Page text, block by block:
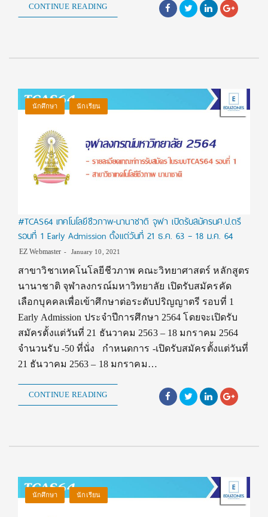
CONTINUE READING
นักศึกษา นักเรียน
#TCAS64 เทคโนโลยีชีวภาพ-นานาชาติ จุฬา เปิดรับสมัครนศ.ป.ตรี
รอบที่ 1 Early Admission ตั้งแต่วันที่ 21 ธ.ค. 63 – 18 ม.ค. 64
EZ Webmaster January 10, 2021
สาขาวิชาเทคโนโลยีชีวภาพ คณะวิทยาศาสตร์ หลักสูตร
นานาชาติ จุฬาลงกรณ์มหาวิทยาลัย เปิดรับสมัครคัด
เลือกบุคคลเพื่อเข้าศึกษาต่อระดับปริญญาตรี รอบที่ 1
Early Admission ประจำปีการศึกษา 2564 โดยจะเปิดรับ
สมัครตั้งแต่วันที่ 21 ธันวาคม 2563 – 18 มกราคม 2564
จำนวนรับ -50 ที่นั่ง กำหนดการ -เปิดรับสมัครตั้งแต่วันที่
21 ธันวาคม 2563 – 18 มกราคม…
CONTINUE READING
นักศึกษา นักเรียน